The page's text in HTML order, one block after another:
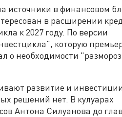
источники в финансовом
в расширении
к 2027 году. По версии
которую
о необходимости
развитие и
решений нет. В кулуарах
Антона Силуанова до